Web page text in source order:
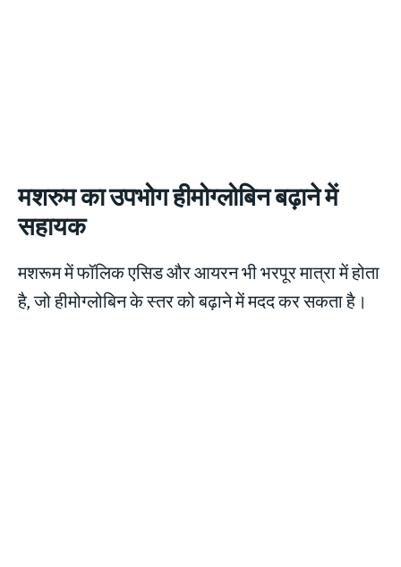
मशरुम का उपभोग हीमोग्लोबिन बढ़ाने में
सहायक
मशरूम में फॉलिक एसिड और आयरन भी भरपूर मात्रा में होता
है, जो हीमोग्लोबिन के स्तर को बढ़ाने में मदद कर सकता है।